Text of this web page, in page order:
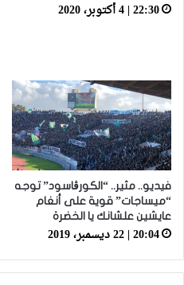
22:30 | 4 أكتوبر، 2020
فيديو.. مثير.. “الكورڤاسود” توجه
“ميساجات” قوية على أنغام
عايشين علشانك يا الخضرة
20:04 | 22 ديسمبر، 2019